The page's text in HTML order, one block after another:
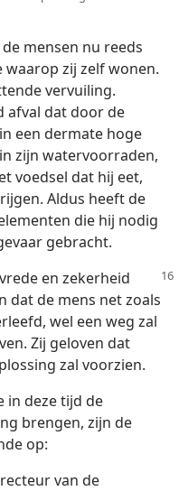
mensen nu reeds
zij zelf wonen.
vervuiling.
afval dat door de
een dermate hoge
zijn watervoorraden,
voedsel dat hij eet,
Aldus heeft de
die hij nodig
gebracht.
en zekerheid
dat de mens net zoals
wel een weg zal
Zij geloven dat
zal voorzien.
in deze tijd de
brengen, zijn de
op:
van de